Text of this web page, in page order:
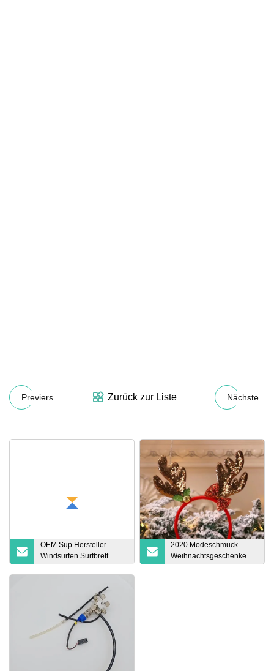
Previers Zurück zur Liste Nächste
OEM Sup Hersteller
Windsurfen Surfbrett
Windsurf Paddle Board
2020 Modeschmuck
Weihnachtsgeschenke
Dekoration Haarschmuck